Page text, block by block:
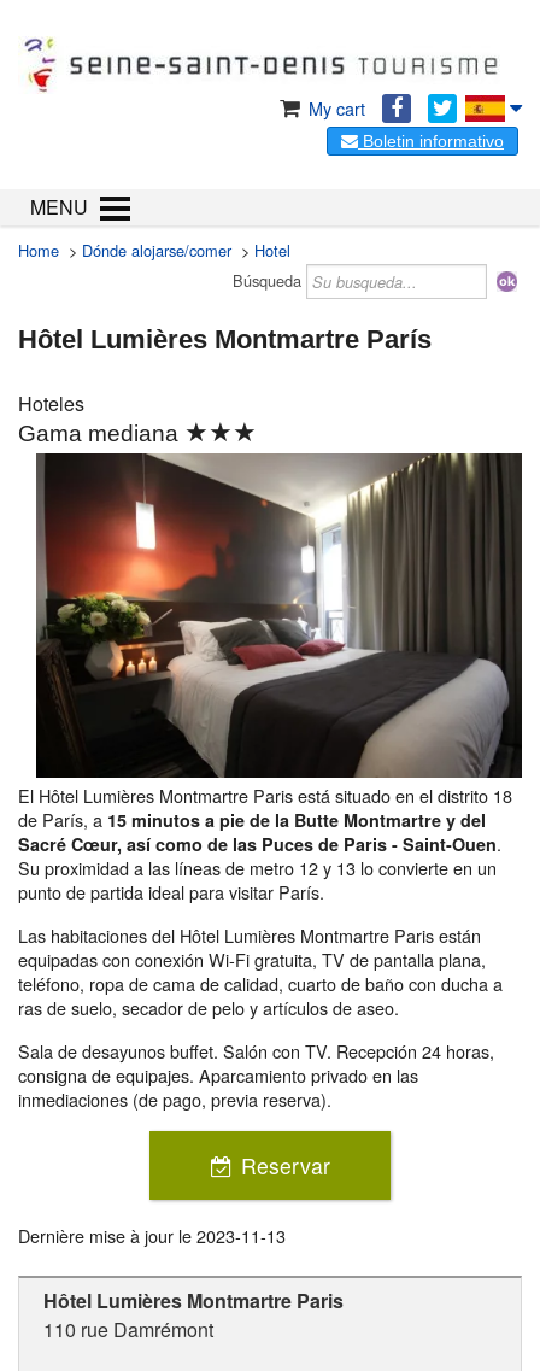
My cart
Boletin informativo
MENU
Home > Dónde alojarse/comer> Hotel
Búsqueda
Hôtel Lumières Montmartre París
Hoteles
Gama mediana ★★★
El Hôtel Lumières Montmartre Paris está situado en el distrito 18
de París, a 15 minutos a pie de la Butte Montmartre y del
Sacré Cœur, así como de las Puces de Paris - Saint-Ouen.
Su proximidad a las líneas de metro 12 y 13 lo convierte en un
punto de partida ideal para visitar París.
Las habitaciones del Hôtel Lumières Montmartre Paris están
equipadas con conexión Wi-Fi gratuita, TV de pantalla plana,
teléfono, ropa de cama de calidad, cuarto de baño con ducha a
ras de suelo, secador de pelo y artículos de aseo.
Sala de desayunos buffet. Salón con TV. Recepción 24 horas,
consigna de equipajes. Aparcamiento privado en las
inmediaciones (de pago, previa reserva).
Reservar
Dernière mise à jour le2023-11-13
Hôtel Lumières Montmartre Paris
110 rue Damrémont